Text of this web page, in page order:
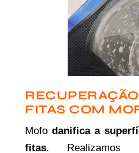
FITAS COM
Mofodanifica a
fitas. Realizamos